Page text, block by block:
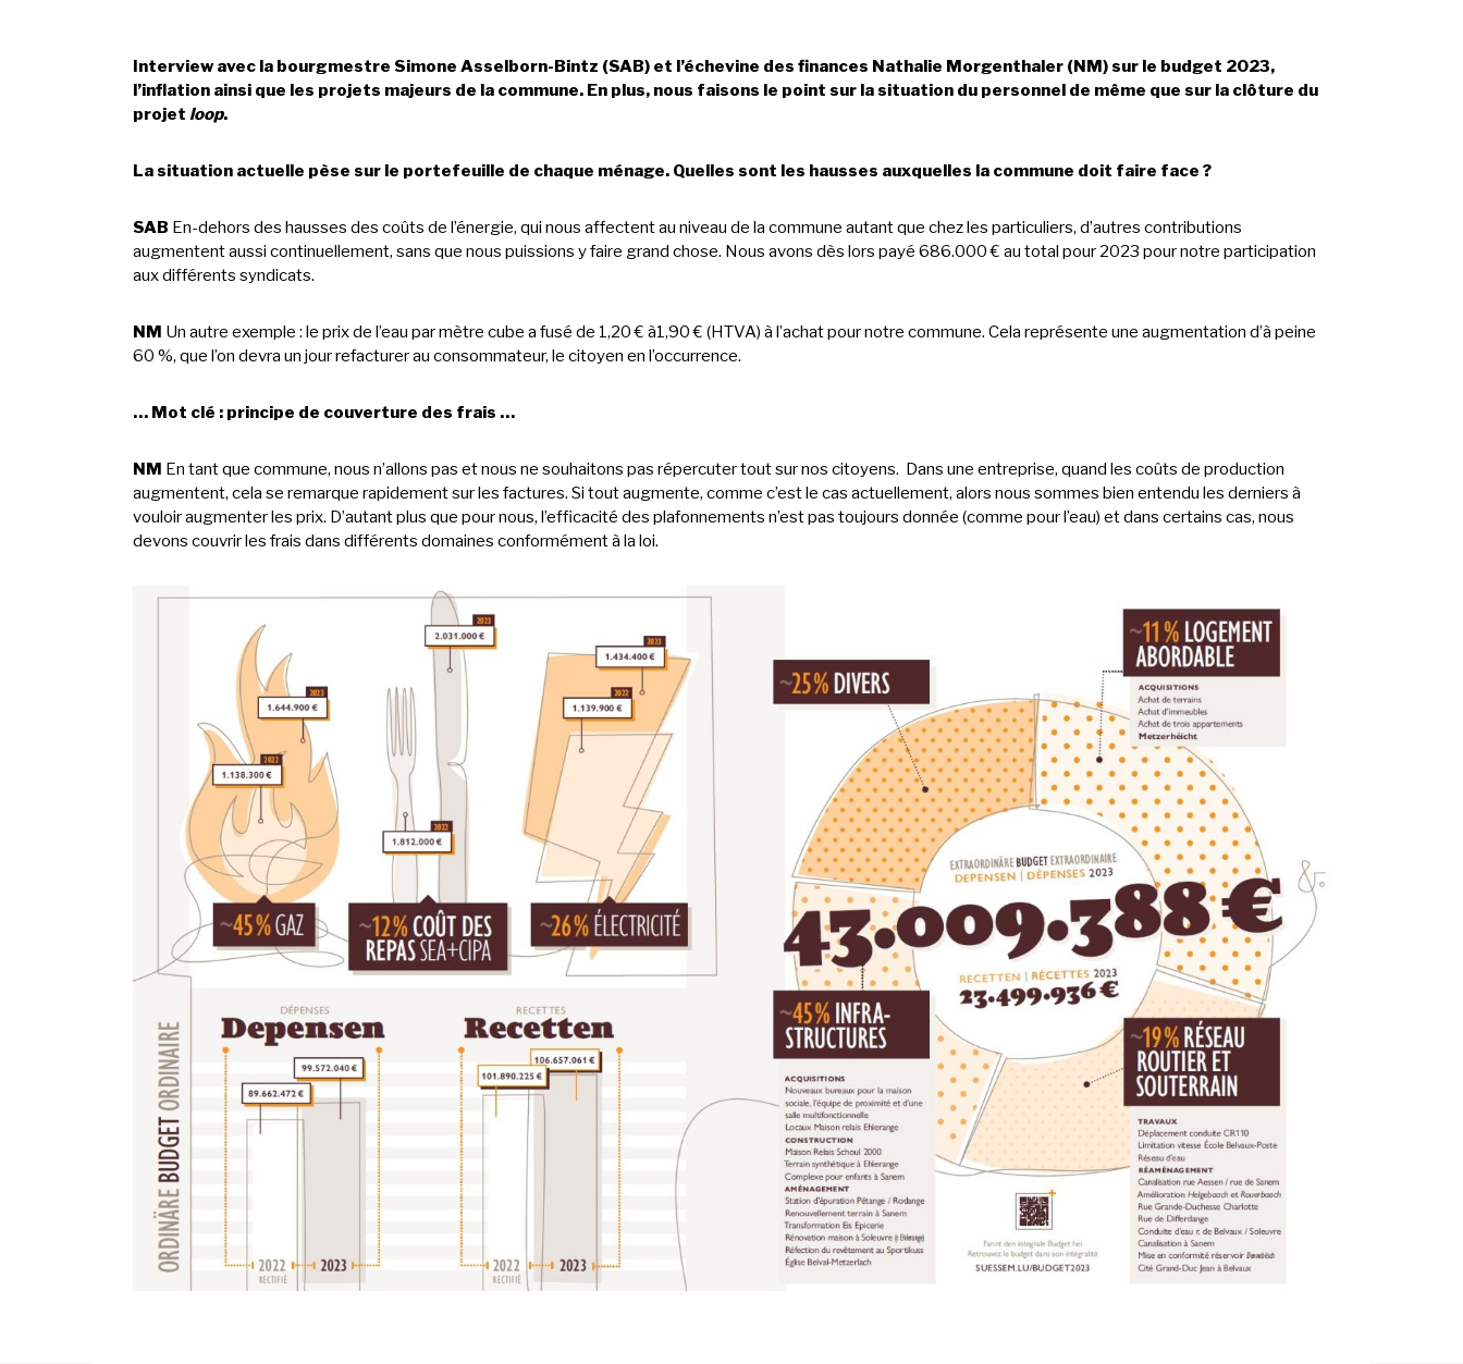
Interview avec la bourgmestre Simone Asselborn-Bintz (SAB) et l’échevine des finances Nathalie Morgenthaler (NM) sur le budget 2023,
l’inflation ainsi que les projets majeurs de la commune. En plus, nous faisons le point sur la situation du personnel de même que sur la clôture du
projet loop.
La situation actuelle pèse sur le portefeuille de chaque ménage. Quelles sont les hausses auxquelles la commune doit faire face ?
SAB En-dehors des hausses des coûts de l’énergie, qui nous affectent au niveau de la commune autant que chez les particuliers, d’autres contributions
augmentent aussi continuellement, sans que nous puissions y faire grand chose. Nous avons dès lors payé 686.000 € au total pour 2023 pour notre participation
aux différents syndicats.
NM Un autre exemple : le prix de l’eau par mètre cube a fusé de 1,20 € à1,90 € (HTVA) à l’achat pour notre commune. Cela représente une augmentation d’à peine
60 %, que l’on devra un jour refacturer au consommateur, le citoyen en l’occurrence.
… Mot clé : principe de couverture des frais …
NM En tant que commune, nous n’allons pas et nous ne souhaitons pas répercuter tout sur nos citoyens. Dans une entreprise, quand les coûts de production
augmentent, cela se remarque rapidement sur les factures. Si tout augmente, comme c’est le cas actuellement, alors nous sommes bien entendu les derniers à
vouloir augmenter les prix. D’autant plus que pour nous, l’efficacité des plafonnements n’est pas toujours donnée (comme pour l’eau) et dans certains cas, nous
devons couvrir les frais dans différents domaines conformément à la loi.